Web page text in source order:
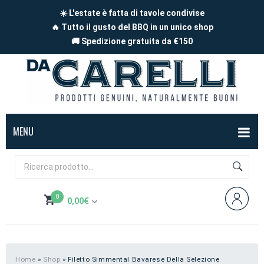
☀️ L'estate è fatta di tavole condivise
🔥 Tutto il gusto del BBQ in un unico shop
🚚 Spedizione gratuita da €150
MENU
BOX
FORMAGGI
Pecora
A pezzi
Carne di maiale
BBQ
0 0,00€
Subtotale: 0,00€
Home » Shop »Filetto Simmental Bavarese Della Selezione